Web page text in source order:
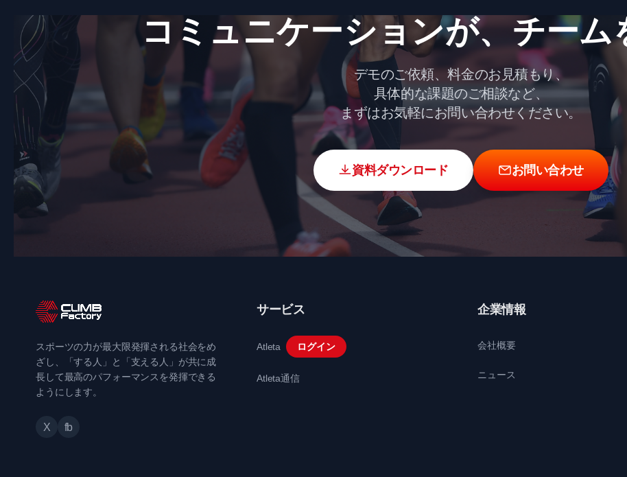
コミュニケーションが、​チーム
デモのご依頼、料金のお見積もり、
具体的な課題のご相談など、
まずはお気軽にお問い合わせください。
資料ダウンロード お問い合わせ
スポーツの力が最大限発揮される社会をめ
ざし、「する人」と「支える人」が共に成
長して最高のパフォーマンスを発揮できる
ようにします。
X fb
サービス
Atleta ログイン
Atleta通信
企業情報
会社概要
ニュース